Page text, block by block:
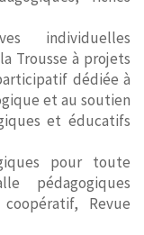
individuelles
Trousse à projets
dédiée à
et au soutien
et éducatifs
pour toute
pédagogiques
Revue